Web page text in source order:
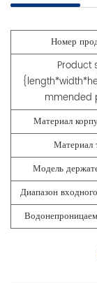
Номер
Product
mmended
Материал
Материал
Модель
Диапазон